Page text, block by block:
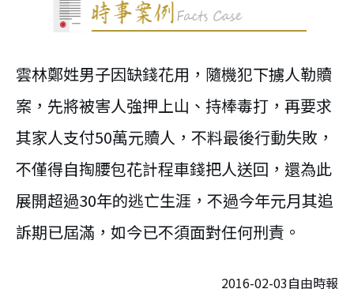
雲林鄭姓男子因缺錢花用，隨機犯下擄人勒贖
案，先將被害人強押上山、持棒毒打，再要求
其家人支付50萬元贖人，不料最後行動失敗，
不僅得自掏腰包花計程車錢把人送回，還為此
展開超過30年的逃亡生涯，不過今年元月其追
訴期已屆滿，如今已不須面對任何刑責。
2016-02-03自由時報